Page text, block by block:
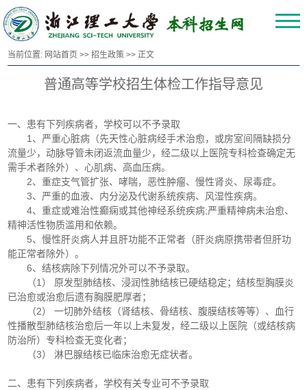
当前位置: 网站首页 >>招生政策 >> 正文
普通高等学校招生体检工作指导意见
一、患有下列疾病者，学校可以不予录取
1、严重心脏病（先天性心脏病经手术治愈，或房室间隔缺损分
流量少，动脉导管未闭返流血量少，经二级以上医院专科检查确定无
需手术者除外）、心肌病、高血压病。
2、重症支气管扩张、哮喘，恶性肿瘤、慢性肾炎、尿毒症。
3、严重的血液、内分泌及代谢系统疾病、风湿性疾病。
4、重症或难治性癫痫或其他神经系统疾病;严重精神病未治愈、
精神活性物质滥用和依赖。
5、慢性肝炎病人并且肝功能不正常者（肝炎病原携带者但肝功
能正常者除外）。
6、结核病除下列情况外可以不予录取。
（1） 原发型肺结核、浸润性肺结核已硬结稳定；结核型胸膜炎
已治愈或治愈后遗有胸膜肥厚者；
（2） 一切肺外结核（肾结核、骨结核、腹膜结核等等）、血行
性播散型肺结核治愈后一年以上未复发，经二级以上医院（或结核病
防治所）专科检查无变化者；
（3） 淋巴腺结核已临床治愈无症状者。
二、患有下列疾病者，学校有关专业可不予录取